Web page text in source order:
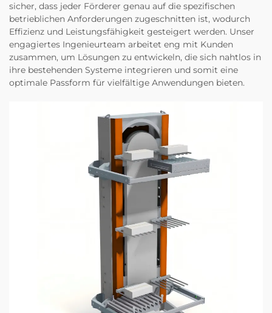
sicher, dass jeder Förderer genau auf die spezifischen
betrieblichen Anforderungen zugeschnitten ist, wodurch
Effizienz und Leistungsfähigkeit gesteigert werden. Unser
engagiertes Ingenieurteam arbeitet eng mit Kunden
zusammen, um Lösungen zu entwickeln, die sich nahtlos in
ihre bestehenden Systeme integrieren und somit eine
optimale Passform für vielfältige Anwendungen bieten.